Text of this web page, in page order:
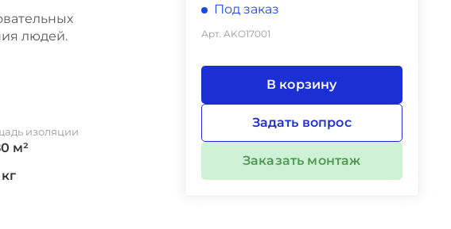
людей.
изоляции
м²
Под заказ
Арт. AKO17001
В корзину
Задать вопрос
Заказать монтаж